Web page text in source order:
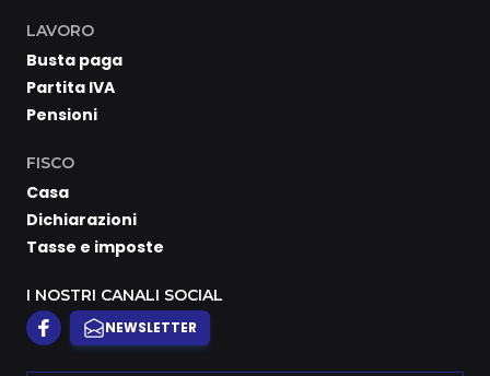
LAVORO
Busta paga
Partita IVA
Pensioni
FISCO
Casa
Dichiarazioni
Tasse e imposte
I NOSTRI CANALI SOCIAL
NEWSLETTER